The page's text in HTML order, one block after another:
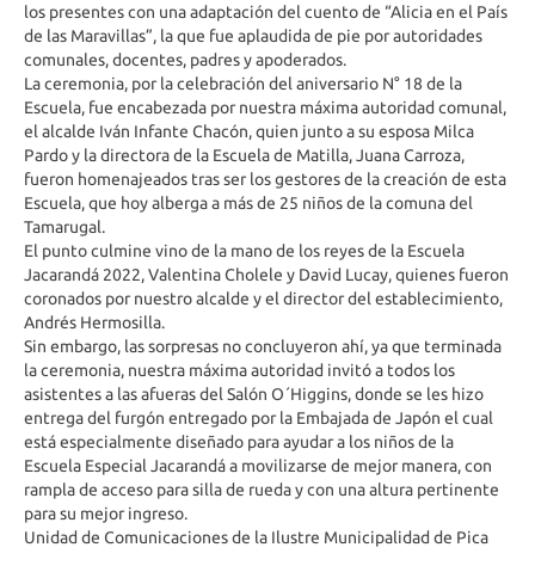
los presentes con una adaptación del cuento de “Alicia en el País
de las Maravillas”, la que fue aplaudida de pie por autoridades
comunales, docentes, padres y apoderados.
La ceremonia, por la celebración del aniversario N° 18 de la
Escuela, fue encabezada por nuestra máxima autoridad comunal,
el alcalde Iván Infante Chacón, quien junto a su esposa Milca
Pardo y la directora de la Escuela de Matilla, Juana Carroza,
fueron homenajeados tras ser los gestores de la creación de esta
Escuela, que hoy alberga a más de 25 niños de la comuna del
Tamarugal.
El punto culmine vino de la mano de los reyes de la Escuela
Jacarandá 2022, Valentina Cholele y David Lucay, quienes fueron
coronados por nuestro alcalde y el director del establecimiento,
Andrés Hermosilla.
Sin embargo, las sorpresas no concluyeron ahí, ya que terminada
la ceremonia, nuestra máxima autoridad invitó a todos los
asistentes a las afueras del Salón O´Higgins, donde se les hizo
entrega del furgón entregado por la Embajada de Japón el cual
está especialmente diseñado para ayudar a los niños de la
Escuela Especial Jacarandá a movilizarse de mejor manera, con
rampla de acceso para silla de rueda y con una altura pertinente
para su mejor ingreso.
Unidad de Comunicaciones de la Ilustre Municipalidad de Pica